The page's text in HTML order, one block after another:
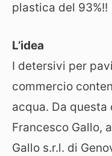
plastica del 93%!!
L’idea
I detersivi per
commercio
acqua. Da
Francesco Gallo,
Gallo s.r.l. di